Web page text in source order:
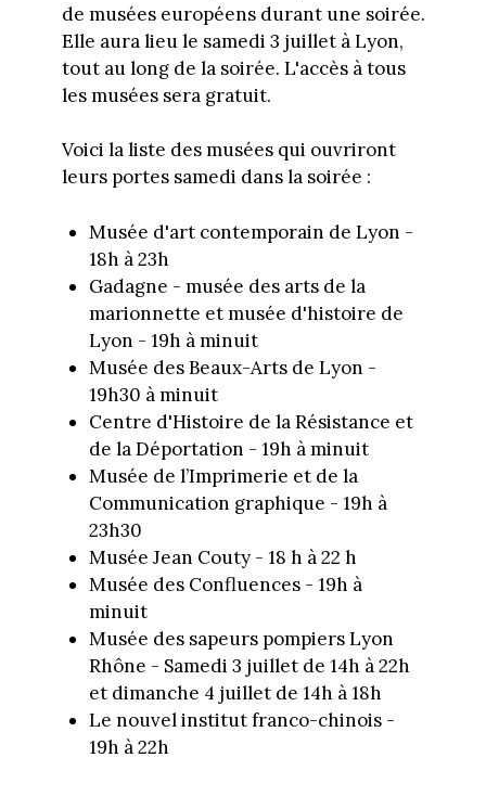
de musées européens durant une soirée.
Elle aura lieu le samedi 3 juillet à Lyon,
tout au long de la soirée. L'accès à tous
les musées sera gratuit.
Voici la liste des musées qui ouvriront
leurs portes samedi dans la soirée :
Musée d'art contemporain de Lyon -
18h à 23h
Gadagne - musée des arts de la
marionnette et musée d'histoire de
Lyon - 19h à minuit
Musée des Beaux-Arts de Lyon -
19h30 à minuit
Centre d'Histoire de la Résistance et
de la Déportation - 19h à minuit
Musée de l’Imprimerie et de la
Communication graphique - 19h à
23h30
Musée Jean Couty - 18 h à 22 h
Musée des Confluences - 19h à
minuit
Musée des sapeurs pompiers Lyon
Rhône - Samedi 3 juillet de 14h à 22h
et dimanche 4 juillet de 14h à 18h
Le nouvel institut franco-chinois -
19h à 22h